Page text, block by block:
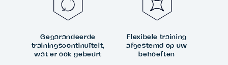
Gegarandeerde
trainingscontinuïteit,
wat er ook gebeurt
Flexibele training
afgestemd op uw
behoeften